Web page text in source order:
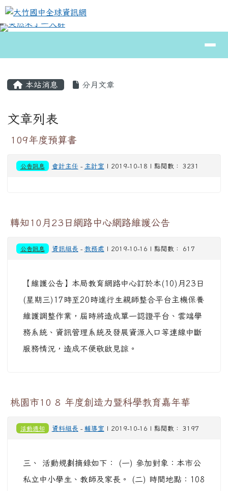
跳至主內容區
大竹國中全球資訊網
⏸
本站消息 分月文章
文章列表
109年度預算書
公告訊息 會計主任 - 主計室 | 2019-10-18 | 點閱數： 3231
轉知10月23日網路中心網路維護公告
公告訊息 資訊組長 - 教務處 | 2019-10-16 | 點閱數： 617
【維護公告】本局教育網路中心訂於本(10)月23日
(星期三)17時至20時進行生親師整合平台主機保養
維護調整作業，屆時將造成單一認證平台、雲端學
務系統、資訊管理系統及發展資源入口等連線中斷
服務情況，造成不便敬啟見諒。
桃園市10 8 年度創造力暨科學教育嘉年華
活動通知 資料組長 - 輔導室 | 2019-10-16 | 點閱數： 3197
三、 活動規劃摘錄如下： (一) 參加對象：本市公
私立中小學生、教師及家長。 (二) 時間地點：108